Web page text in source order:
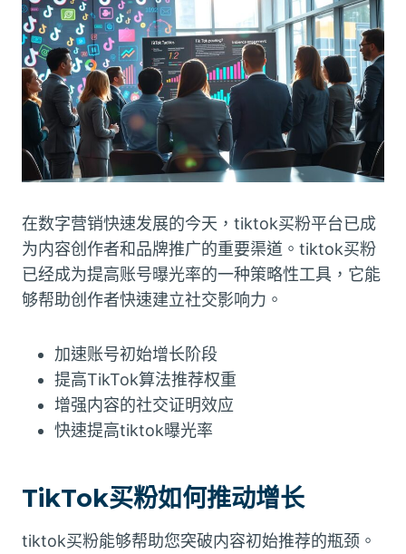
在数字营销快速发展的今天，tiktok买粉平台已成
为内容创作者和品牌推广的重要渠道。tiktok买粉
已经成为提高账号曝光率的一种策略性工具，它能
够帮助创作者快速建立社交影响力。
加速账号初始增长阶段
提高TikTok算法推荐权重
增强内容的社交证明效应
快速提高tiktok曝光率
TikTok买粉如何推动增长
tiktok买粉能够帮助您突破内容初始推荐的瓶颈。